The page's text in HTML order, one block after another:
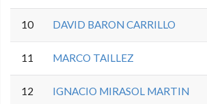
10 DAVID BARON CARRILLO
11 MARCO TAILLEZ
12 IGNACIO MIRASOL MARTIN